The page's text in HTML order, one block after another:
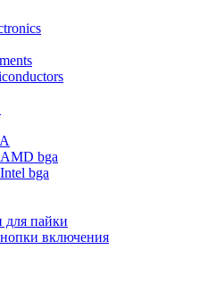
bga
bga
для пайки
включения